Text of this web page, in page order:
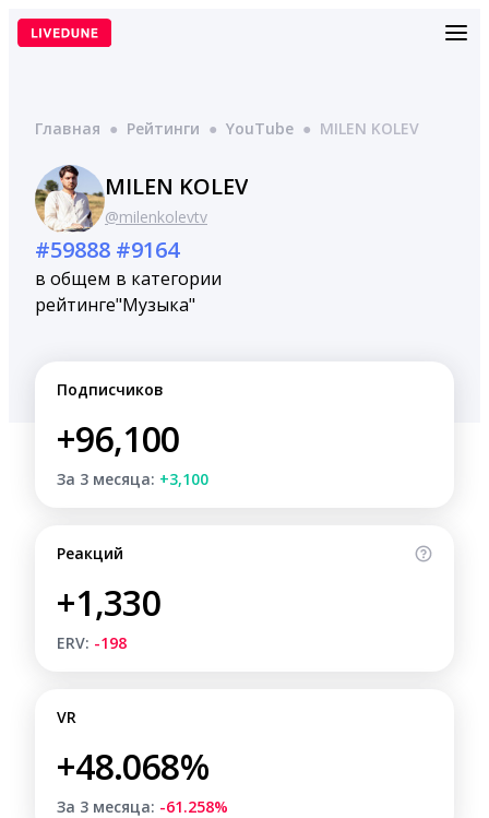
Перейти
Главная ● Рейтинги ● YouTube ● MILEN KOLEV
MILEN KOLEV
@milenkolevtv
#59888
в общем
рейтинге
#9164
в категории
"Музыка"
Подписчиков
+96,100
За 3 месяца: +3,100
Реакций
+1,330
ERV: -198
VR
+48.068%
За 3 месяца: -61.258%